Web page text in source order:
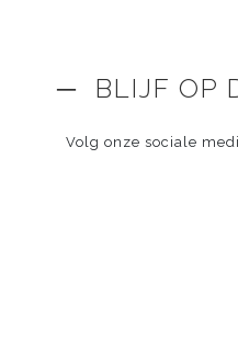
─ BLIJF OP
Volg onze sociale